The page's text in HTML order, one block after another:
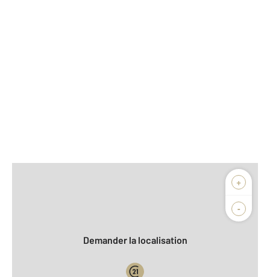
+
-
Biens vendus
Demander la localisation